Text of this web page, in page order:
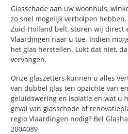
Glasschade aan uw woonhuis,
zo snel mogelijk verholpen
Zuid-Holland belt, sturen wij direct
Vlaardingen naar u toe. Indien
het glas herstellen. Lukt dat niet,
vervangen.
Onze glaszetters kunnen u alles
van dubbel glas ten opzichte van
geluidswering en isolatie en wat u
geval van glasschade of
regio Vlaardingen nodig? Bel
2004089